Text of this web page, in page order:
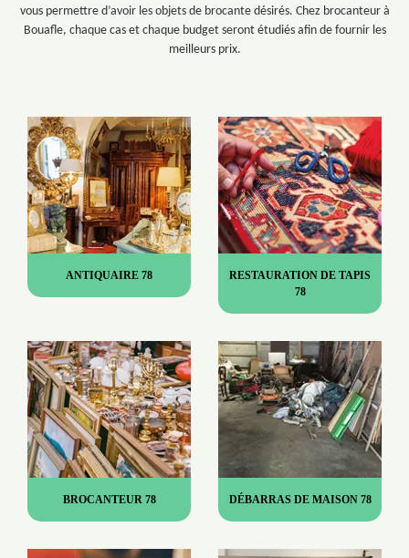
vous permettre d’avoir les objets de brocante désirés. Chez brocanteur à
Bouafle, chaque cas et chaque budget seront étudiés afin de fournir les
meilleurs prix.
ANTIQUAIRE 78
RESTAURATION DE TAPIS
78
BROCANTEUR 78 DÉBARRAS DE MAISON 78